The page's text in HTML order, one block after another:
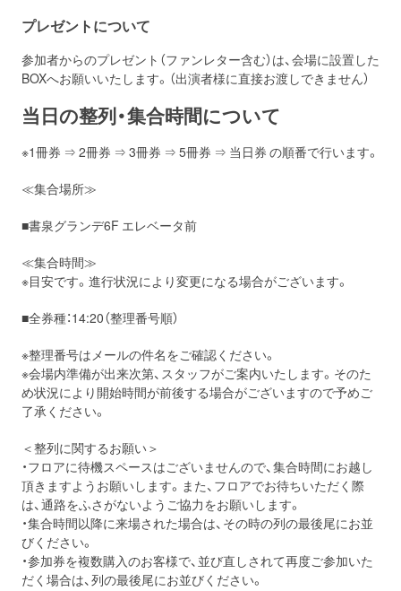
プレゼントについて
参加者からのプレゼント（ファンレター含む）は、会場に設置した
BOXへお願いいたします。（出演者様に直接お渡しできません）
当日の整列・集合時間について
※1冊券 ⇒ 2冊券 ⇒ 3冊券 ⇒ 5冊券 ⇒ 当日券 の順番で行います。
≪集合場所≫
■書泉グランデ6F エレベータ前
≪集合時間≫
※目安です。進行状況により変更になる場合がございます。
■全券種：14:20（整理番号順）
※整理番号はメールの件名をご確認ください。
※会場内準備が出来次第、スタッフがご案内いたします。そのた
め状況により開始時間が前後する場合がございますので予めご
了承ください。
＜整列に関するお願い＞
・フロアに待機スペースはございませんので、集合時間にお越し
頂きますようお願いします。また、フロアでお待ちいただく際
は、通路をふさがないようご協力をお願いします。
・集合時間以降に来場された場合は、その時の列の最後尾にお並
びください。
・参加券を複数購入のお客様で、並び直しされて再度ご参加いた
だく場合は、列の最後尾にお並びください。